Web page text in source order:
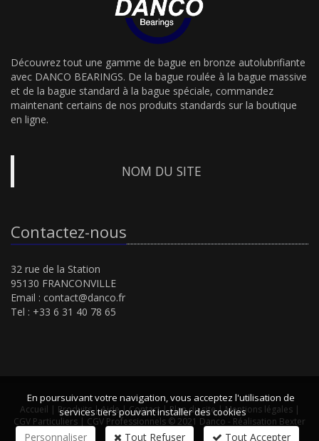
Découvrez tout une gamme de bague en bronze autolubrifiante
avec DANCO BEARINGS. De la bague roulée à la bague massive
et de la bague standard à la bague spéciale, commandez
maintenant certains de nos produits standards sur la boutique
en ligne.
NOM DU SITE
Contactez-nous
32 rue de la Station
95130 FRANCONVILLE
Email : contact@danco.fr
Tel : +33 6 31 40 78 65
Accueil Produits|Aide|Contact|Plan du site|Mentions légales
CGV Particuliers
CGV Professionnels © 2021 Danco - Réalisation Bexter
En poursuivant votre navigation, vous acceptez l'utilisation de
services tiers pouvant installer des cookies
Personnaliser Tout Refuser Tout Accepter